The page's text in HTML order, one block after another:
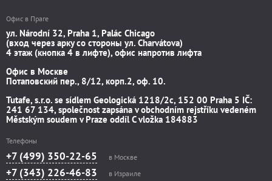
Офис в Праге
ул. Národní 32, Praha 1, Palác Chicago
(вход через арку со стороны ул. Charvátova)
4 этаж (кнопка 4 в лифте), офис напротив лифта
Офис в Москве
Потаповский пер., 8/12, корп.2, оф. 10.
Tutafe, s.r.o. se sídlem Geologická 1218/2c, 152 00 Praha 5 IČ:
241 67 134, společnost zapsána v obchodním rejstříku vedeném
Městským soudem v Praze oddíl C vložka 184883
Телефоны
+7 (499) 350-22-65 в Москве
+7 (343) 226-46-83 в Израиле